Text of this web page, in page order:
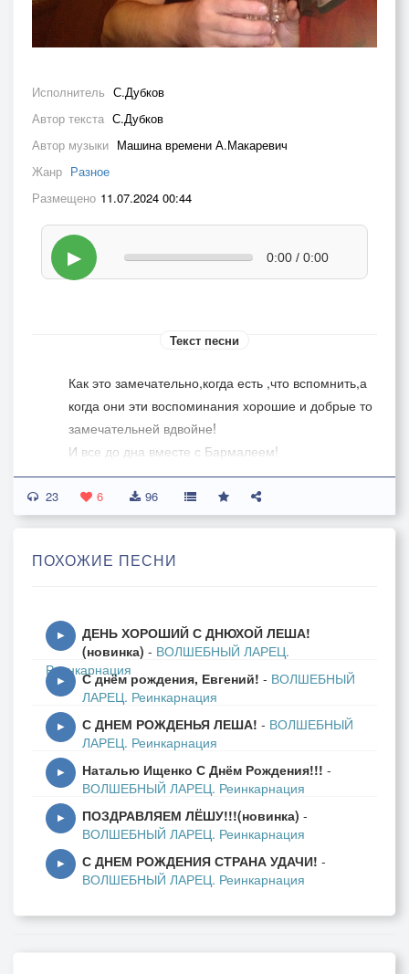
Исполнитель С.Дубков
Автор текста С.Дубков
Автор музыки Машина времени А.Макаревич
Жанр Разное
Размещено 11.07.2024 00:44
▶ 0:00 / 0:00
Текст песни
Как это замечательно,когда есть ,что вспомнить,а
когда они эти воспоминания хорошие и добрые то
замечательней вдвойне!
И все до дна вместе с Бармалеем!
Миллион,миллион,миллион тебе новых стихов
Леха!
23 6 96
ПОХОЖИЕ ПЕСНИ
▶
ДЕНЬ ХОРОШИЙ С ДНЮХОЙ ЛЕША!
(новинка) - ВОЛШЕБНЫЙ ЛАРЕЦ.
Реинкарнация
▶ С днём рождения, Евгений! - ВОЛШЕБНЫЙ
ЛАРЕЦ. Реинкарнация
▶ С ДНЕМ РОЖДЕНЬЯ ЛЕША! - ВОЛШЕБНЫЙ
ЛАРЕЦ. Реинкарнация
▶ Наталью Ищенко С Днём Рождения!!! -
ВОЛШЕБНЫЙ ЛАРЕЦ. Реинкарнация
▶ ПОЗДРАВЛЯЕМ ЛЁШУ!!!(новинка) -
ВОЛШЕБНЫЙ ЛАРЕЦ. Реинкарнация
▶ С ДНЕМ РОЖДЕНИЯ СТРАНА УДАЧИ! -
ВОЛШЕБНЫЙ ЛАРЕЦ. Реинкарнация